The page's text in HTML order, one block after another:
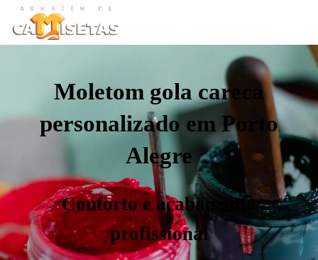
Moletom gola careca
personalizado em Porto
Alegre
Conforto e acabamento
profissional